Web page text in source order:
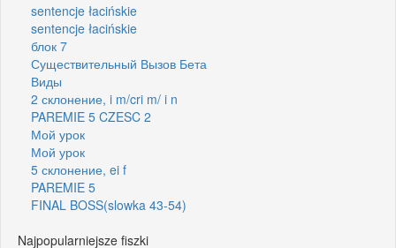
sentencje łacińskie
sentencje łacińskie
блок 7
Существительный Вызов Бета
Виды
2 склонение, i m/cri m/ i n
PAREMIE 5 CZESC 2
Мой урок
Мой урок
5 склонение, ei f
PAREMIE 5
FINAL BOSS(slowka 43-54)
Najpopularniejsze fiszki